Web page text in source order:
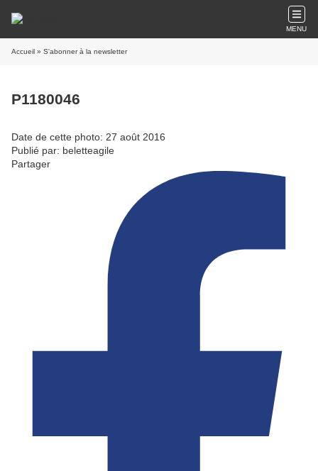
MENU
Accueil » S'abonner à la newsletter
P1180046
Date de cette photo: 27 août 2016
Publié par: beletteagile
Partager